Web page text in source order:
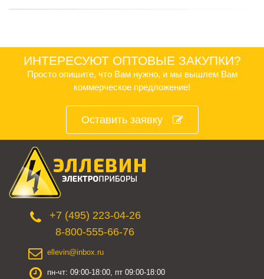
ИНТЕРЕСУЮТ ОПТОВЫЕ ЗАКУПКИ?
Просто опишите, что Вам нужно, и мы вышлем Вам
коммерческое предложение!
Оставить заявку
+7 (495) 223-04-26
8-800-555-66-76
ellevin@inbox.ru
пн-чт: 09:00-18:00, пт 09:00-18:00